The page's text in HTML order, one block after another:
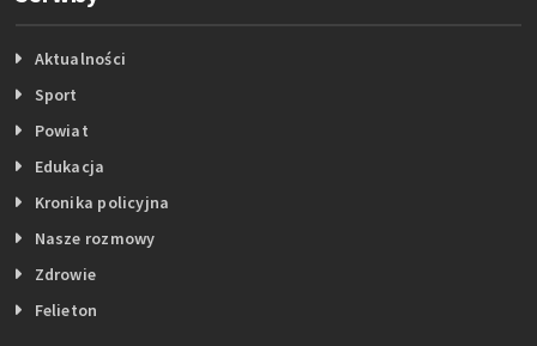
Aktualności
Sport
Powiat
Edukacja
Kronika policyjna
Nasze rozmowy
Zdrowie
Felieton